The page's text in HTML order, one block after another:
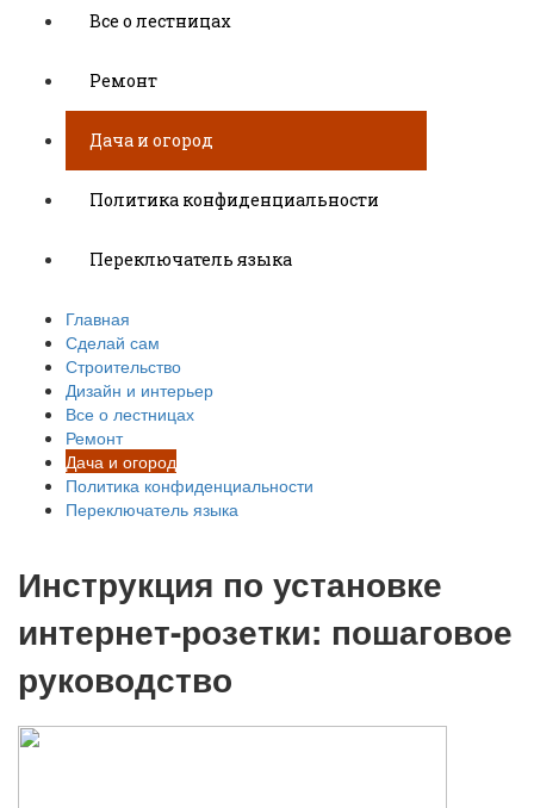
Все о лестницах
Ремонт
Дача и огород
Политика конфиденциальности
Переключатель языка
Главная
Сделай сам
Строительство
Дизайн и интерьер
Все о лестницах
Ремонт
Дача и огород
Политика конфиденциальности
Переключатель языка
Инструкция по установке
интернет-розетки: пошаговое
руководство